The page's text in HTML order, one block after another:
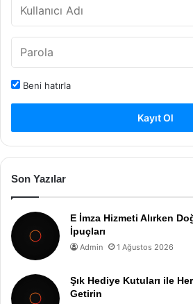
Beni hatırla
Kayıt Ol
Son Yazılar
E İmza Hizmeti Alırken
İpuçları
Admin 1 Ağustos 2026
Şık Hediye Kutuları ile
Getirin